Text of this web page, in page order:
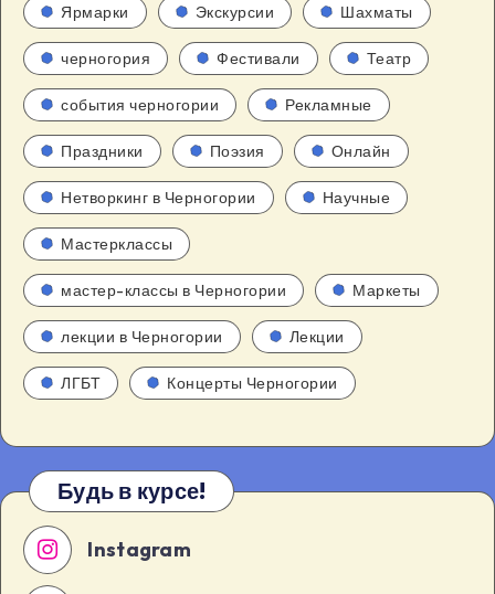
Ярмарки Экскурсии Шахматы
черногория Фестивали Театр
события черногории Рекламные
Праздники Поэзия Онлайн
Нетворкинг в Черногории Научные
Мастерклассы
мастер-классы в Черногории Маркеты
лекции в Черногории Лекции
ЛГБТ Концерты Черногории
Будь в курсе!
Instagram